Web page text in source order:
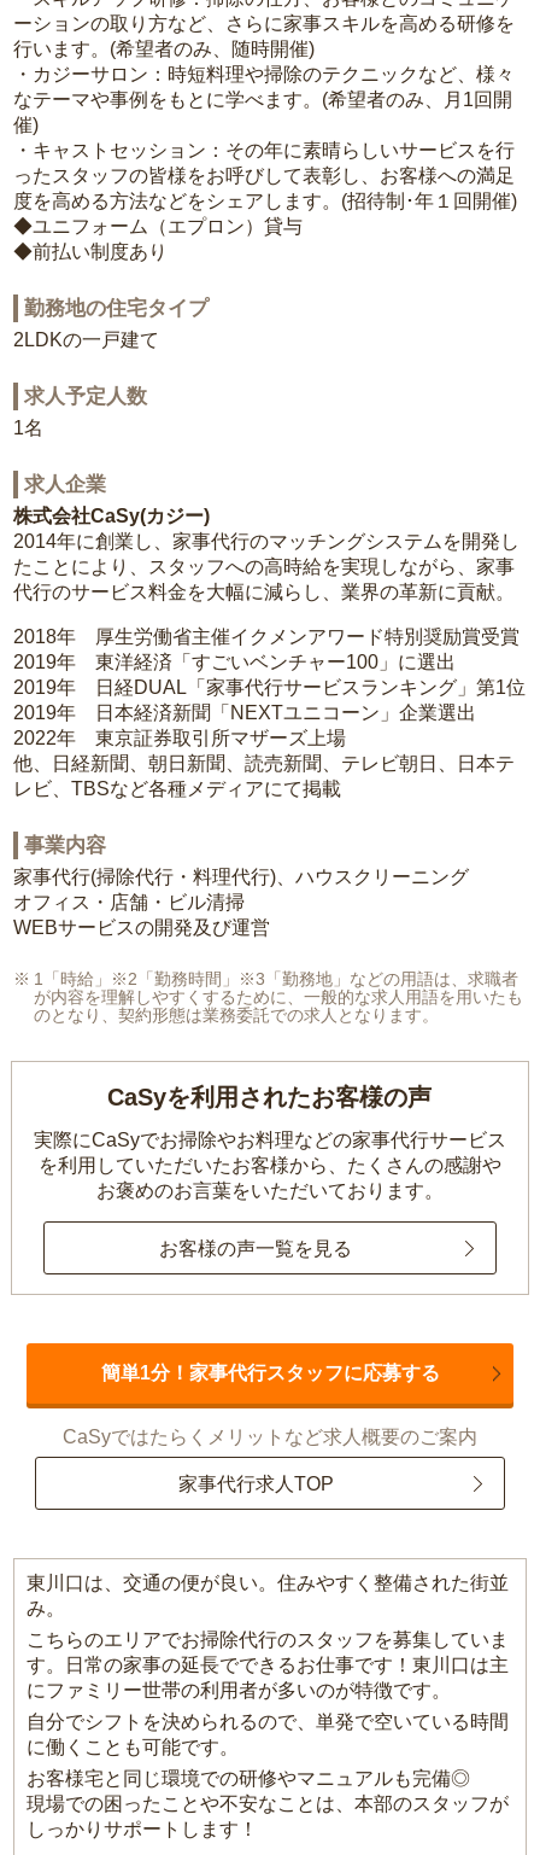
ーションの取り方など、さらに家事スキルを高める研修を
行います。(希望者のみ、随時開催)
・カジーサロン：時短料理や掃除のテクニックなど、様々
なテーマや事例をもとに学べます。(希望者のみ、月1回開
催)
・キャストセッション：その年に素晴らしいサービスを行
ったスタッフの皆様をお呼びして表彰し、お客様への満足
度を高める方法などをシェアします。(招待制･年１回開催)
◆ユニフォーム（エプロン）貸与
◆前払い制度あり
勤務地の住宅タイプ
2LDKの一戸建て
求人予定人数
1名
求人企業
株式会社CaSy(カジー)
2014年に創業し、家事代行のマッチングシステムを開発し
たことにより、スタッフへの高時給を実現しながら、家事
代行のサービス料金を大幅に減らし、業界の革新に貢献。
2018年 厚生労働省主催イクメンアワード特別奨励賞受賞
2019年 東洋経済「すごいベンチャー100」に選出
2019年 日経DUAL「家事代行サービスランキング」第1位
2019年 日本経済新聞「NEXTユニコーン」企業選出
2022年 東京証券取引所マザーズ上場
他、日経新聞、朝日新聞、読売新聞、テレビ朝日、日本テ
レビ、TBSなど各種メディアにて掲載
事業内容
家事代行(掃除代行・料理代行)、ハウスクリーニング
オフィス・店舗・ビル清掃
WEBサービスの開発及び運営
1「時給」※2「勤務時間」※3「勤務地」などの用語は、求職者
が内容を理解しやすくするために、一般的な求人用語を用いたも
のとなり、契約形態は業務委託での求人となります。
CaSyを利用されたお客様の声
実際にCaSyでお掃除やお料理などの家事代行サービス
を利用していただいたお客様から、 たくさんの感謝や
お褒めのお言葉をいただいております。
お客様の声一覧を見る
簡単1分！家事代行スタッフに応募する
CaSyではたらくメリットなど求人概要のご案内
家事代行求人TOP
東川口は、交通の便が良い。住みやすく整備された街並
み。
こちらのエリアでお掃除代行のスタッフを募集していま
す。日常の家事の延長でできるお仕事です！東川口は主
にファミリー世帯の利用者が多いのが特徴です。
自分でシフトを決められるので、単発で空いている時間
に働くことも可能です。
お客様宅と同じ環境での研修やマニュアルも完備◎
現場での困ったことや不安なことは、本部のスタッフが
しっかりサポートします！